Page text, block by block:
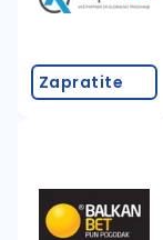
Zapratite